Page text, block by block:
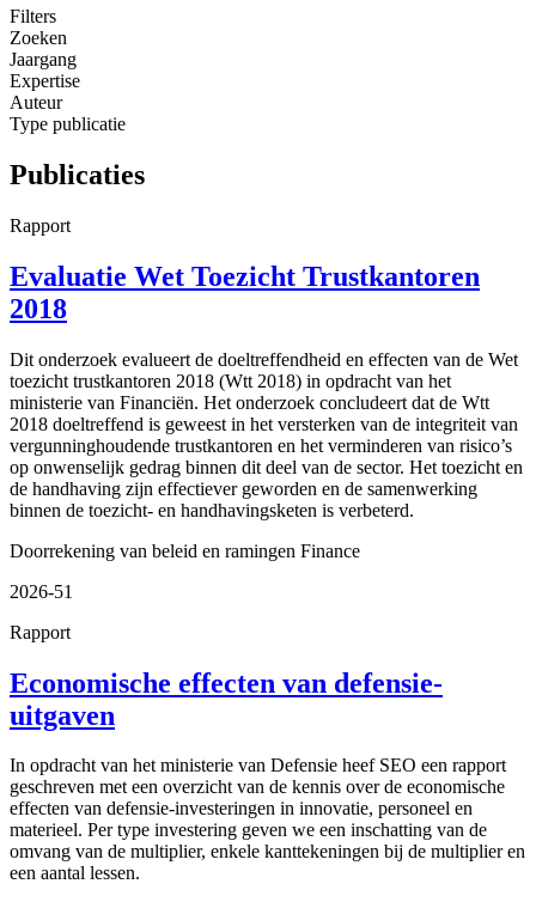
Filters
Zoeken
Jaargang
Expertise
Auteur
Type publicatie
Publicaties
Rapport
Evaluatie Wet Toezicht Trustkantoren
2018
Dit onderzoek evalueert de doeltreffendheid en effecten van de Wet
toezicht trustkantoren 2018 (Wtt 2018) in opdracht van het
ministerie van Financiën. Het onderzoek concludeert dat de Wtt
2018 doeltreffend is geweest in het versterken van de integriteit van
vergunninghoudende trustkantoren en het verminderen van risico’s
op onwenselijk gedrag binnen dit deel van de sector. Het toezicht en
de handhaving zijn effectiever geworden en de samenwerking
binnen de toezicht- en handhavingsketen is verbeterd.
Doorrekening van beleid en ramingen Finance
2026-51
Rapport
Economische effecten van defensie-
uitgaven
In opdracht van het ministerie van Defensie heef SEO een rapport
geschreven met een overzicht van de kennis over de economische
effecten van defensie-investeringen in innovatie, personeel en
materieel. Per type investering geven we een inschatting van de
omvang van de multiplier, enkele kanttekeningen bij de multiplier en
een aantal lessen.